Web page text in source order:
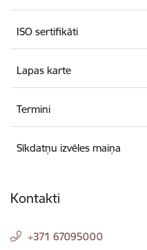
ISO sertifikāti
Lapas karte
Termini
Sīkdatņu izvēles maiņa
Kontakti
+371 67095000